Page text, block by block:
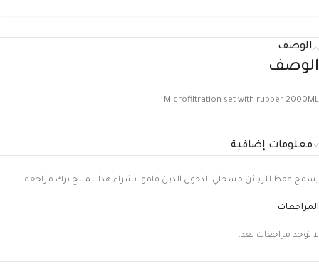
الوصف
الوصف
Microfiltration set with rubber 2000ML
معلومات إضافية
المراجعات
لا توجد مراجعات بعد.
يسمح فقط للزبائن مسجلي الدخول الذين قاموا بشراء هذا المنتج ترك مراجعة.